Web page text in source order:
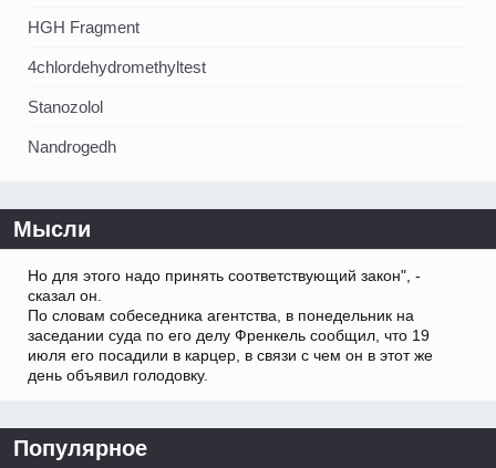
HGH Fragment
4chlordehydromethyltest
Stanozolol
Nandrogedh
Мысли
Но для этого надо принять соответствующий закон", -
сказал он.
По словам собеседника агентства, в понедельник на
заседании суда по его делу Френкель сообщил, что 19
июля его посадили в карцер, в связи с чем он в этот же
день объявил голодовку.
Популярное